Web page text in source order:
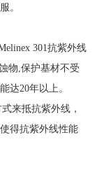
。
301抗紫外线
物,保护基材不受
达20年以上。
来抵抗紫外线，
得抗紫外线性能